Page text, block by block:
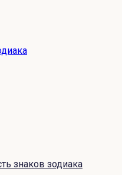
знаков зодиака